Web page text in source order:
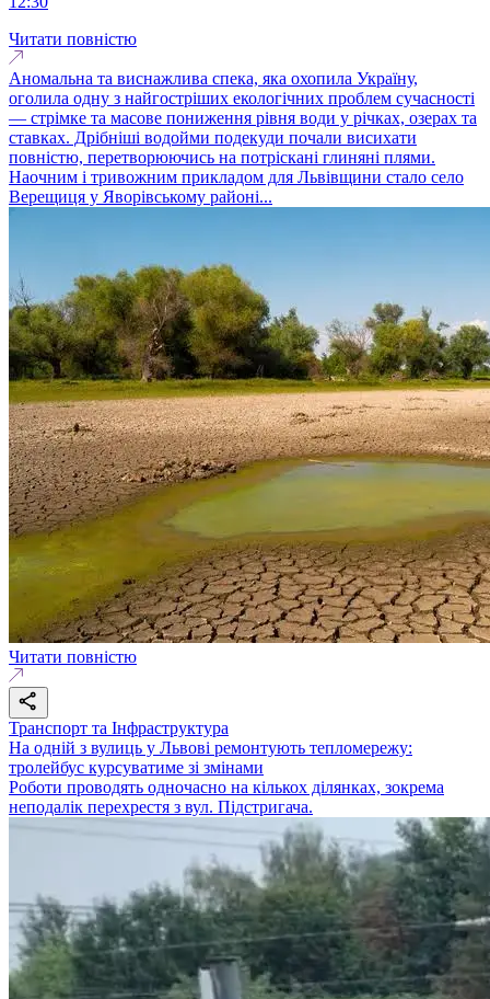
Читати повністю
Аномальна та виснажлива спека, яка охопила Україну,
оголила одну з найгостріших екологічних проблем сучасності
— стрімке та масове пониження рівня води у річках, озерах та
ставках. Дрібніші водойми подекуди почали висихати
повністю, перетворюючись на потріскані глиняні плями.
Наочним і тривожним прикладом для Львівщини стало село
Верещиця у Яворівському районі...
Читати повністю
Транспорт та Інфраструктура
На одній з вулиць у Львові ремонтують тепломережу:
тролейбус курсуватиме зі змінами
Роботи проводять одночасно на кількох ділянках, зокрема
неподалік перехрестя з вул. Підстригача.